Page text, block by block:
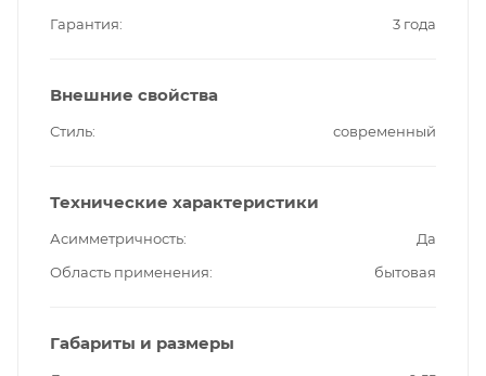
Гарантия
3 года
Внешние свойства
Стиль современный
Технические характеристики
Асимметричность
Да
Область применения
бытовая
Габариты и размеры